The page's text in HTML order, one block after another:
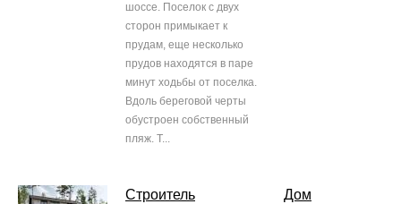
шоссе. Поселок с двух
сторон примыкает к
прудам, еще несколько
прудов находятся в паре
минут ходьбы от поселка.
Вдоль береговой черты
обустроен собственный
пляж. Т...
Строитель
Дом